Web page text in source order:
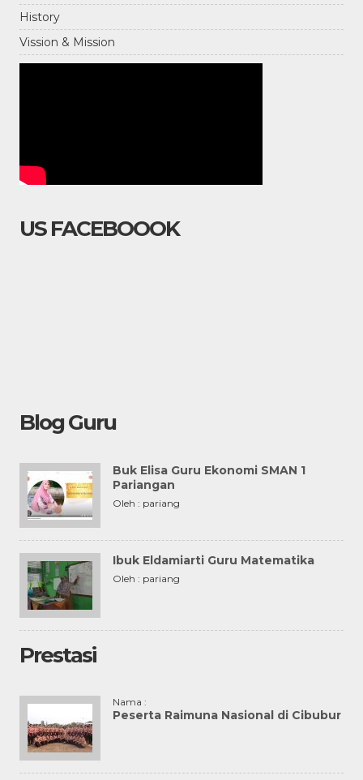
History
Vission & Mission
US FACEBOOOK
Blog Guru
Buk Elisa Guru Ekonomi SMAN 1
Pariangan
Oleh : pariang
Ibuk Eldamiarti Guru Matematika
Oleh : pariang
Prestasi
Nama :
Peserta Raimuna Nasional di Cibubur